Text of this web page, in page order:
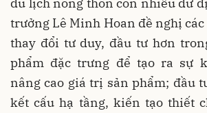
trưởng Lê Minh Hoan đề nghị
thay đổi tư duy, đầu tư hơn
phẩm đặc trưng để tạo ra sự
nâng cao giá trị sản phẩm; đầu
kết cấu hạ tầng, kiến tạo thiết